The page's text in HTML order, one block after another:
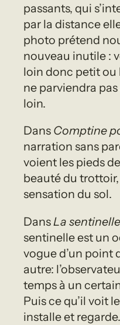
passants, qui
par la distance
photo prétend
nouveau inutile :
loin donc petit ou
ne parviendra
loin.
Dans Comptine
narration sans
voient les pieds
beauté du
sensation du sol.
DansLa
sentinelle est un
vogue d’un point
autre:
temps à un
Puis ce qu’il voit
installe et